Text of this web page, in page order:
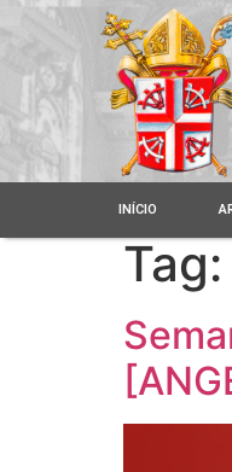
INÍCIO
Tag: